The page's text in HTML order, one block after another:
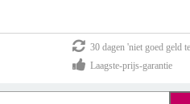
30 dagen 'niet goed geld
Laagste-prijs-garantie